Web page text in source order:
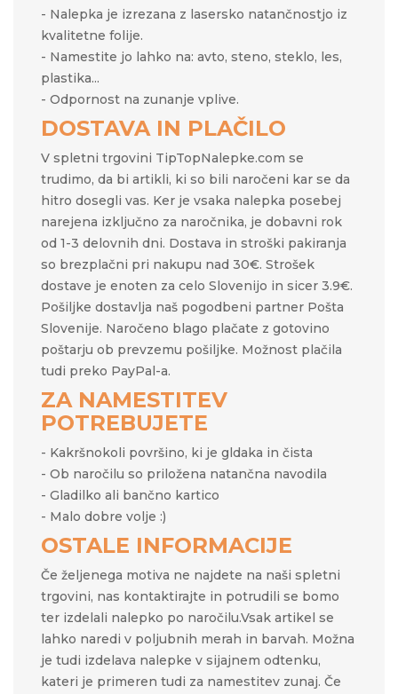
- Nalepka je izrezana z lasersko natančnostjo iz
kvalitetne folije.
- Namestite jo lahko na: avto, steno, steklo, les,
plastika...
- Odpornost na zunanje vplive.
DOSTAVA IN PLAČILO
V spletni trgovini TipTopNalepke.com se
trudimo, da bi artikli, ki so bili naročeni kar se da
hitro dosegli vas. Ker je vsaka nalepka posebej
narejena izključno za naročnika, je dobavni rok
od 1-3 delovnih dni. Dostava in stroški pakiranja
so brezplačni pri nakupu nad 30€. Strošek
dostave je enoten za celo Slovenijo in sicer 3.9€.
Pošiljke dostavlja naš pogodbeni partner Pošta
Slovenije. Naročeno blago plačate z gotovino
poštarju ob prevzemu pošiljke. Možnost plačila
tudi preko PayPal-a.
ZA NAMESTITEV
POTREBUJETE
- Kakršnokoli površino, ki je gldaka in čista
- Ob naročilu so priložena natančna navodila
- Gladilko ali bančno kartico
- Malo dobre volje :)
OSTALE INFORMACIJE
Če željenega motiva ne najdete na naši spletni
trgovini, nas kontaktirajte in potrudili se bomo
ter izdelali nalepko po naročilu.Vsak artikel se
lahko naredi v poljubnih merah in barvah. Možna
je tudi izdelava nalepke v sijajnem odtenku,
kateri je primeren tudi za namestitev zunaj. Če